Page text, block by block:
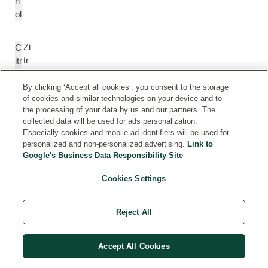
ol
C
itr
ic
Zi
tr
o
n
e
n
s
ur
a
D
t
By clicking ‘Accept all cookies’, you consent to the storage
of cookies and similar technologies on your device and to
the processing of your data by us and our partners. The
collected data will be used for ads personalization.
Especially cookies and mobile ad identifiers will be used for
personalized and non-personalized advertising. Link to
Google's Business Data Responsibility Site
Cookies Settings
Reject All
Accept All Cookies